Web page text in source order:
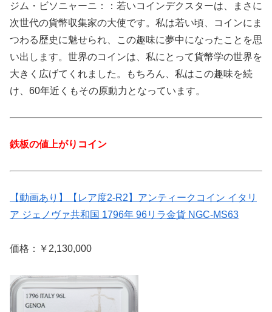
ジム・ビソニャーニ：：若いコインデクスターは、まさに
次世代の貨幣収集家の大使です。私は若い頃、コインにま
つわる歴史に魅せられ、この趣味に夢中になったことを思
い出します。世界のコインは、私にとって貨幣学の世界を
大きく広げてくれました。もちろん、私はこの趣味を続
け、60年近くもその原動力となっています。
鉄板の値上がりコイン
【動画あり】【レア度2-R2】アンティークコイン イタリ
ア ジェノヴァ共和国 1796年 96リラ金貨 NGC-MS63
価格：￥2,130,000